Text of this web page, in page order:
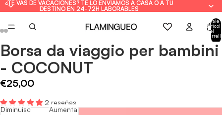
¿TE VAS DE VACACIONES? TE LO ENVIAMOS A CASA O A TU
DESTINO EN 24-72H LABORABLES
¿TE VAS DE VACACIONES? TE LO ENVIAMOS A CASA O A TU
DESTINO EN 24-72H LABORABLES
Totale
articoli
nel
Apri
immagine
a
schermo
Apri
immagine
a
schermo
Apri
immagine
a
schermo
Apri
immagine
a
schermo
Apri
immagine
a
schermo
Apri
immagine
a
schermo
Borsa da viaggio per bambini
- COCONUT
€25,00
2 reseñas
Diminuisci
Aumenta